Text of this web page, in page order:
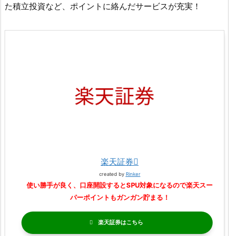
た積立投資など、ポイントに絡んだサービスが充実！
楽天証券
created by Rinker
使い勝手が良く、口座開設するとSPU対象になるので楽天スー
パーポイントもガンガン貯まる！
楽天証券